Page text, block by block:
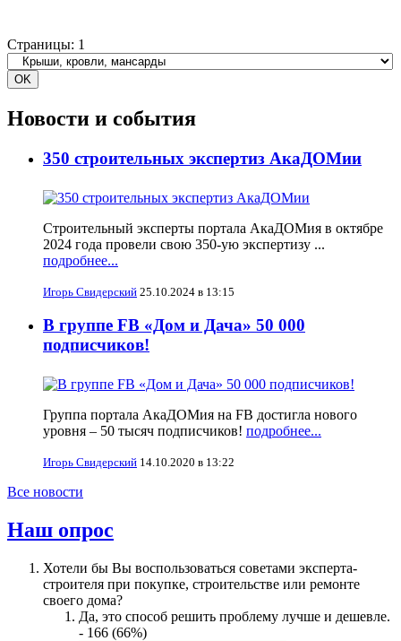
Страницы: 1
Новости и события
350 строительных экспертиз АкаДОМии
Строительный эксперты портала АкаДОМия в октябре
2024 года провели свою 350-ую экспертизу ...
подробнее...
Игорь Свидерский 25.10.2024 в 13:15
В группе FB «Дом и Дача» 50 000
подписчиков!
Группа портала АкаДОМия на FB достигла нового
уровня – 50 тысяч подписчиков! подробнее...
Игорь Свидерский 14.10.2020 в 13:22
Все новости
Наш опрос
Хотели бы Вы воспользоваться советами эксперта-
строителя при покупке, строительстве или ремонте
своего дома?
Да, это способ решить проблему лучше и дешевле.
- 166 (66%)